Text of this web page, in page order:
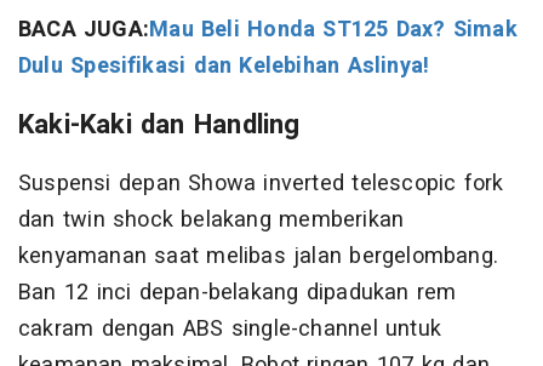
BACA JUGA:Mau Beli Honda ST125 Dax? Simak
Dulu Spesifikasi dan Kelebihan Aslinya!
Kaki-Kaki dan Handling
Suspensi depan Showa inverted telescopic fork
dan twin shock belakang memberikan
kenyamanan saat melibas jalan bergelombang.
Ban 12 inci depan-belakang dipadukan rem
cakram dengan ABS single-channel untuk